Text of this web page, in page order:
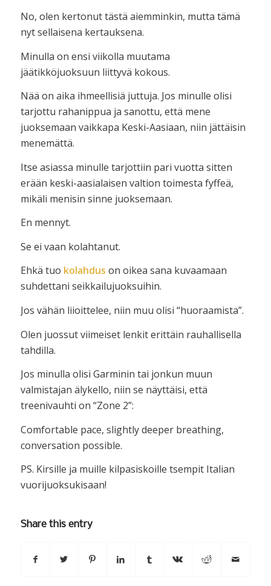
No, olen kertonut tästä aiemminkin, mutta tämä
nyt sellaisena kertauksena.
Minulla on ensi viikolla muutama
jäätikköjuoksuun liittyvä kokous.
Nää on aika ihmeellisiä juttuja. Jos minulle olisi
tarjottu rahanippua ja sanottu, että mene
juoksemaan vaikkapa Keski-Aasiaan, niin jättäisin
menemättä.
Itse asiassa minulle tarjottiin pari vuotta sitten
erään keski-aasialaisen valtion toimesta fyffeä,
mikäli menisin sinne juoksemaan.
En mennyt.
Se ei vaan kolahtanut.
Ehkä tuo kolahdus on oikea sana kuvaamaan
suhdettani seikkailujuoksuihin.
Jos vähän liioittelee, niin muu olisi “huoraamista”.
Olen juossut viimeiset lenkit erittäin rauhallisella
tahdilla.
Jos minulla olisi Garminin tai jonkun muun
valmistajan älykello, niin se näyttäisi, että
treenivauhti on “Zone 2”:
Comfortable pace, slightly deeper breathing,
conversation possible.
PS. Kirsille ja muille kilpasiskoille tsempit Italian
vuorijuoksukisaan!
Share this entry